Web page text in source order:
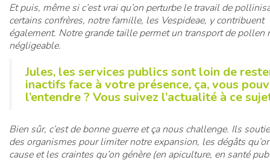
Et puis, même si c’est vrai qu’on perturbe le travail de
certains confrères, notre famille, les Vespideae, y contribuent
également. Notre grande taille permet un transport de pollen
négligeable.
Jules, les services publics sont loin de
inactifs face à votre présence, ça, vous
l’entendre ? Vous suivez l’actualité à ce
Bien sûr, c’est de bonne guerre et ça nous challenge. Ils
des organismes pour limiter notre expansion, les dégâts
cause et les craintes qu’on génère (en apiculture, en santé